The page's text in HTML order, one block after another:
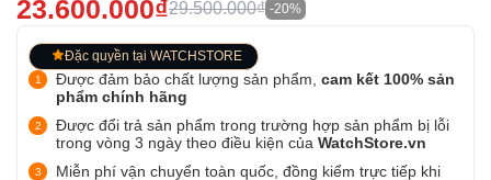
23.600.000₫29.500.000₫ -20%
Đặc quyền tại WATCHSTORE
Được đảm bảo chất lượng sản phẩm, cam kết 100% sản
phẩm chính hãng
Được đổi trả sản phẩm trong trường hợp sản phẩm bị lỗi
trong vòng 3 ngày theo điều kiện của WatchStore.vn
Miễn phí vận chuyển toàn quốc, đồng kiểm trực tiếp khi